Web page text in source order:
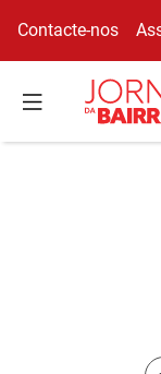
Contacte-nos